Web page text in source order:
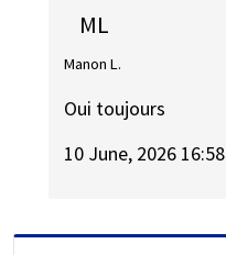
ML
Manon L.
Oui toujours
10 June, 2026 16:58